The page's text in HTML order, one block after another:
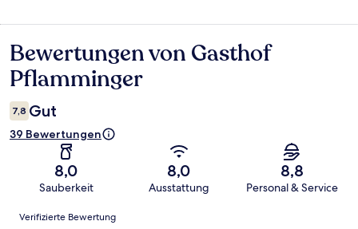
Bewertungen
Bewertungen von Gasthof
Pflamminger
7,8 Gut
39 Bewertungen
8,0
Sauberkeit
8,0
Ausstattung
8,8
Personal & Service
Bewertungen
Verifizierte Bewertung